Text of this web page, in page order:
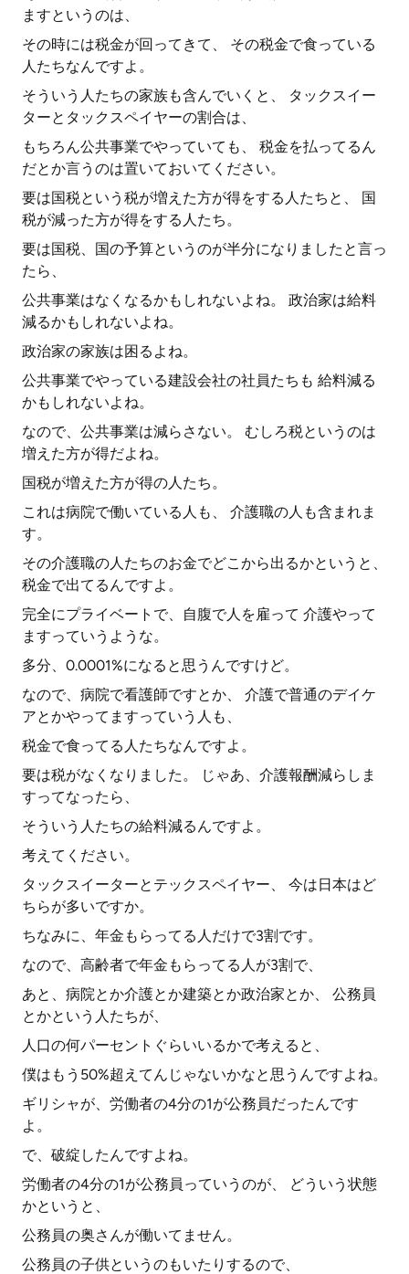
ますというのは、
その時には税金が回ってきて、 その税金で食っている
人たちなんですよ。
そういう人たちの家族も含んでいくと、 タックスイー
ターとタックスペイヤーの割合は、
もちろん公共事業でやっていても、 税金を払ってるん
だとか言うのは置いておいてください。
要は国税という税が増えた方が得をする人たちと、 国
税が減った方が得をする人たち。
要は国税、国の予算というのが半分になりましたと言っ
たら、
公共事業はなくなるかもしれないよね。 政治家は給料
減るかもしれないよね。
政治家の家族は困るよね。
公共事業でやっている建設会社の社員たちも 給料減る
かもしれないよね。
なので、公共事業は減らさない。 むしろ税というのは
増えた方が得だよね。
国税が増えた方が得の人たち。
これは病院で働いている人も、 介護職の人も含まれま
す。
その介護職の人たちのお金でどこから出るかというと、
税金で出てるんですよ。
完全にプライベートで、自腹で人を雇って 介護やって
ますっていうような。
多分、0.0001%になると思うんですけど。
なので、病院で看護師ですとか、 介護で普通のデイケ
アとかやってますっていう人も、
税金で食ってる人たちなんですよ。
要は税がなくなりました。 じゃあ、介護報酬減らしま
すってなったら、
そういう人たちの給料減るんですよ。
考えてください。
タックスイーターとテックスペイヤー、 今は日本はど
ちらが多いですか。
ちなみに、年金もらってる人だけで3割です。
なので、高齢者で年金もらってる人が3割で、
あと、病院とか介護とか建築とか政治家とか、 公務員
とかという人たちが、
人口の何パーセントぐらいいるかで考えると、
僕はもう50%超えてんじゃないかなと思うんですよね。
ギリシャが、労働者の4分の1が公務員だったんです
よ。
で、破綻したんですよね。
労働者の4分の1が公務員っていうのが、 どういう状態
かというと、
公務員の奥さんが働いてません。
公務員の子供というのもいたりするので、